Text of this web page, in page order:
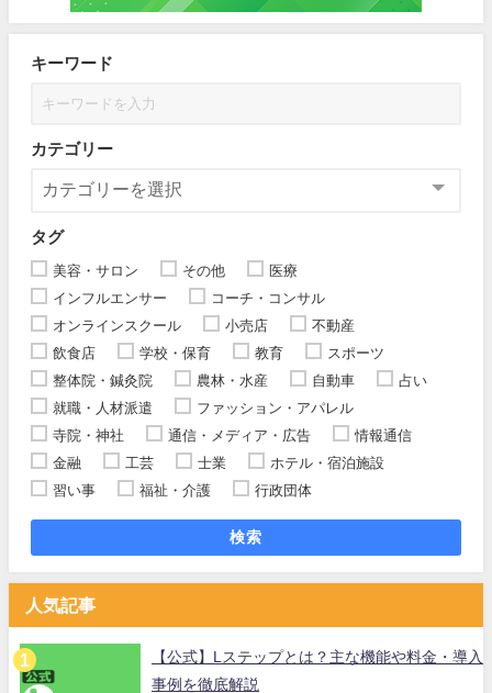
キーワード
カテゴリー
タグ
美容・サロン その他
医療
インフルエンサー
コーチ・コンサル
オンラインスクール
小売店
不動産
飲食店
学校・保育 教育
スポーツ
整体院・鍼灸院
農林・水産 自動車
占い
就職・人材派遣
ファッション・アパレル
寺院・神社
通信・メディア・広告
情報通信
金融
工芸 士業
ホテル・宿泊施設
習い事
福祉・介護 行政団体
検索
人気記事
【公式】Lステップとは？主な機能や料金・導入
事例を徹底解説